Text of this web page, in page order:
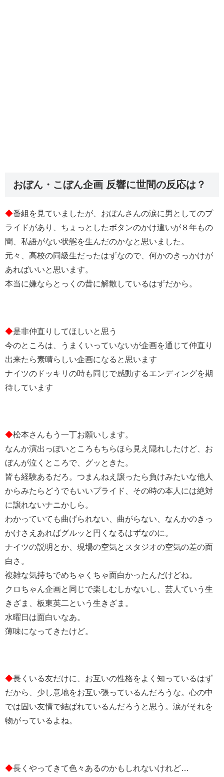
おぼん・こぼん企画 反響に世間の反応は？
◆番組を見ていましたが、おぼんさんの涙に男としてのプ
ライドがあり、ちょっとしたボタンのかけ違いが８年もの
間、私語がない状態を生んだのかなと思いました。
元々、高校の同級生だったはずなので、何かのきっかけが
あればいいと思います。
本当に嫌ならとっくの昔に解散しているはずだから。
◆是非仲直りしてほしいと思う
今のところは、うまくいっていないが企画を通じて仲直り
出来たら素晴らしい企画になると思います
ナイツのドッキリの時も同じで感動するエンディングを期
待しています
◆松本さんもう一丁お願いします。
なんか演出っぽいところもちらほら見え隠れしたけど、お
ぼんが泣くところで、グッときた。
皆も経験あるだろ。つまんねえ譲ったら負けみたいな他人
からみたらどうでもいいプライド、その時の本人には絶対
に譲れないナニかしら。
わかっていても曲げられない、曲がらない、なんかのきっ
かけさえあればグルッと円くなるはずなのに。
ナイツの説明とか、現場の空気とスタジオの空気の差の面
白さ。
複雑な気持ちでめちゃくちゃ面白かったんだけどね。
クロちゃん企画と同じで楽しむしかないし、芸人ていう生
きざま、板東英二という生きざま。
水曜日は面白いなあ。
薄味になってきたけど。
◆長くいる友だけに、お互いの性格をよく知っているはず
だから、少し意地をお互い張っているんだろうな。心の中
では固い友情で結ばれているんだろうと思う。涙がそれを
物がっているよね。
◆長くやってきて色々あるのかもしれないけれど…